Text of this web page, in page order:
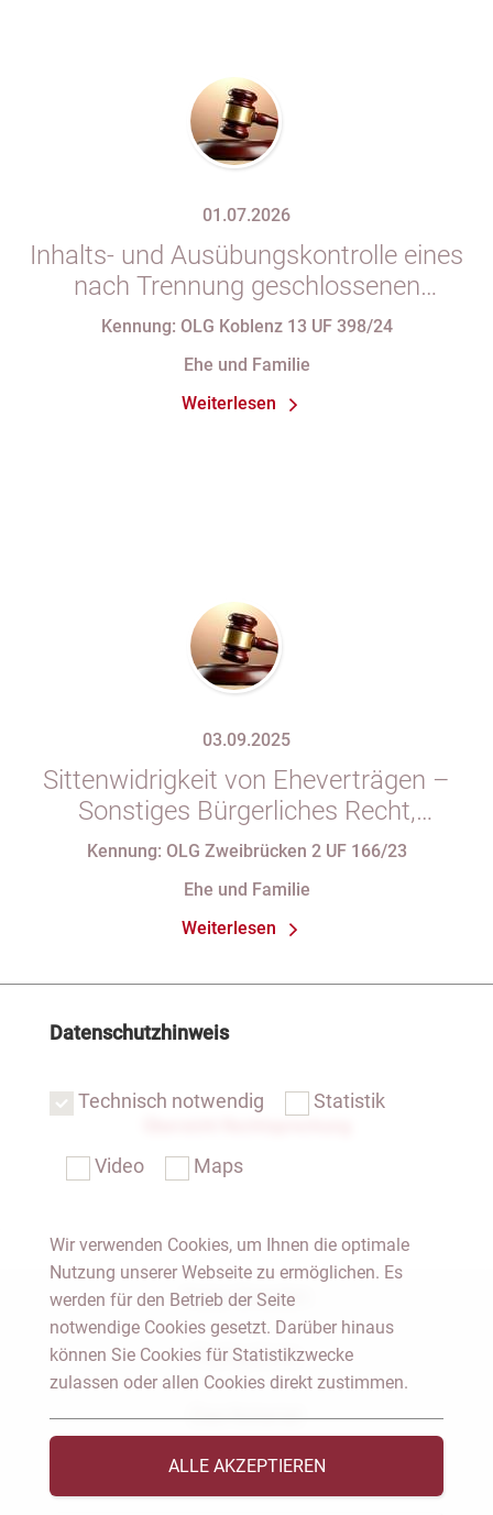
01.07.2026
Inhalts- und Ausübungskontrolle eines
nach Trennung geschlossenen
Ehevertrages
Kennung: OLG Koblenz 13 UF 398/24
Ehe und Familie
Weiterlesen
03.09.2025
Sittenwidrigkeit von Eheverträgen –
Sonstiges Bürgerliches Recht,
Familienrecht
Kennung: OLG Zweibrücken 2 UF 166/23
Ehe und Familie
Weiterlesen
Notar Dresden
Fachgebiete
Das Notariat
Vorträge & Veröffentlichungen
Datenschutzhinweis
Technisch notwendig Statistik
Video Maps
Wir verwenden Cookies, um Ihnen die optimale
Nutzung unserer Webseite zu ermöglichen. Es
werden für den Betrieb der Seite
notwendige Cookies gesetzt. Darüber hinaus
können Sie Cookies für Statistikzwecke
zulassen oder allen Cookies direkt zustimmen.
ALLE AKZEPTIEREN